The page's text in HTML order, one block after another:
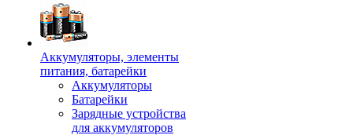
Аккумуляторы, элементы
питания, батарейки
Аккумуляторы
Батарейки
Зарядные устройства
для аккумуляторов